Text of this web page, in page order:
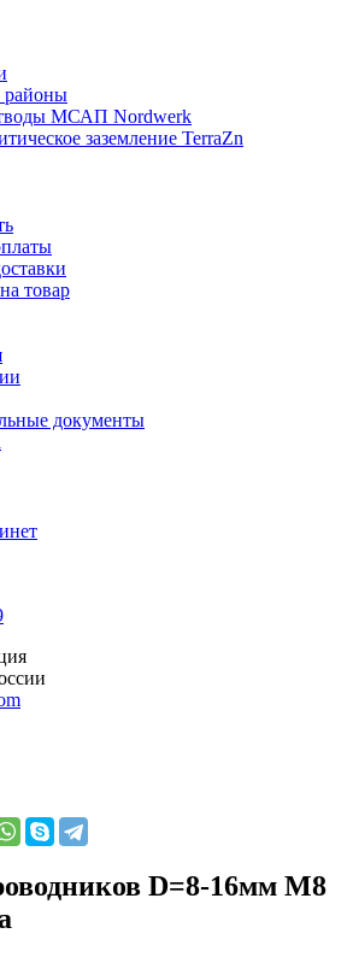
районы
МСАП Nordwerk
заземление TerraZn
товар
документы
D=8-16мм М8